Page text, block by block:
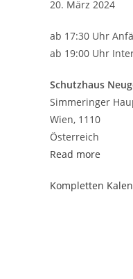
Line
Kurs
20. März 2024
ab 17:30 Uhr
ab 19:00 Uhr
Schutzhaus
Simmeringer
Wien, 1110
Österreich
Read more
Kompletten